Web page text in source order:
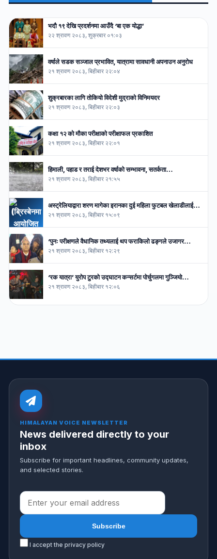
भदौ १९ देखि प्रदर्शनमा आउँदै ‘बा एक योद्धा’
२२ श्रावण २०८३, शुक्रबार ०१:०३
वर्षाले सडक सञ्जाल प्रभावित, यात्रामा सावधानी अपनाउन अनुरोध
२१ श्रावण २०८३, बिहीबार २२:०४
शुक्रबारका लागि तोकियो विदेशी मुद्राको विनिमयदर
२१ श्रावण २०८३, बिहीबार २२:०३
कक्षा १२ को मौका परीक्षाको परीक्षाफल प्रकाशित
२१ श्रावण २०८३, बिहीबार २२:०१
हिमाली, पहाड र तराई देशभर वर्षाको सम्भावना, सतर्कता…
२१ श्रावण २०८३, बिहीबार २१:५५
अस्ट्रेलियाद्वारा शरण मागेका इरानका दुई महिला फुटबल खेलाडीलाई…
२१ श्रावण २०८३, बिहीबार १५:०९
‘पुनः परीक्षणले वैधानिक तथ्यलाई थप फराकिलो ढङ्गले उजागर…
२१ श्रावण २०८३, बिहीबार १२:२९
‘रक यात्रा’ युरोप टुरको उद्घाटन कन्सर्टमा पोर्चुगलमा गुञ्जियो…
२१ श्रावण २०८३, बिहीबार १२:०६
HIMALAYAN VOICE NEWSLETTER
News delivered directly to your
inbox
Subscribe for important headlines, community updates,
and selected stories.
I accept the privacy policy